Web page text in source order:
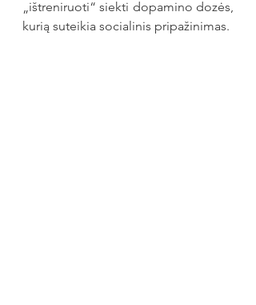
„ištreniruoti“ siekti dopamino dozės,
kurią suteikia socialinis pripažinimas.